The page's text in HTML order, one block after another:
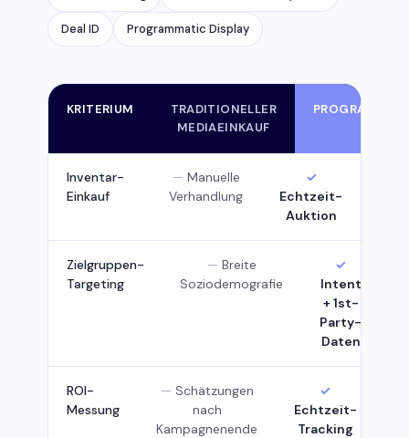
Deal ID Programmatic Display
KRITERIUM
TRADITIONELLER
MEDIAEINKAUF
Inventar-
Einkauf
Manuelle
Verhandlung
Echtzeit-
Auktion
Zielgruppen-
Targeting
Breite
Soziodemografie
Intent
+ 1st-
Party-
Daten
ROI-
Messung
Schätzungen
nach
Kampagnenende
Echtzeit-
Tracking